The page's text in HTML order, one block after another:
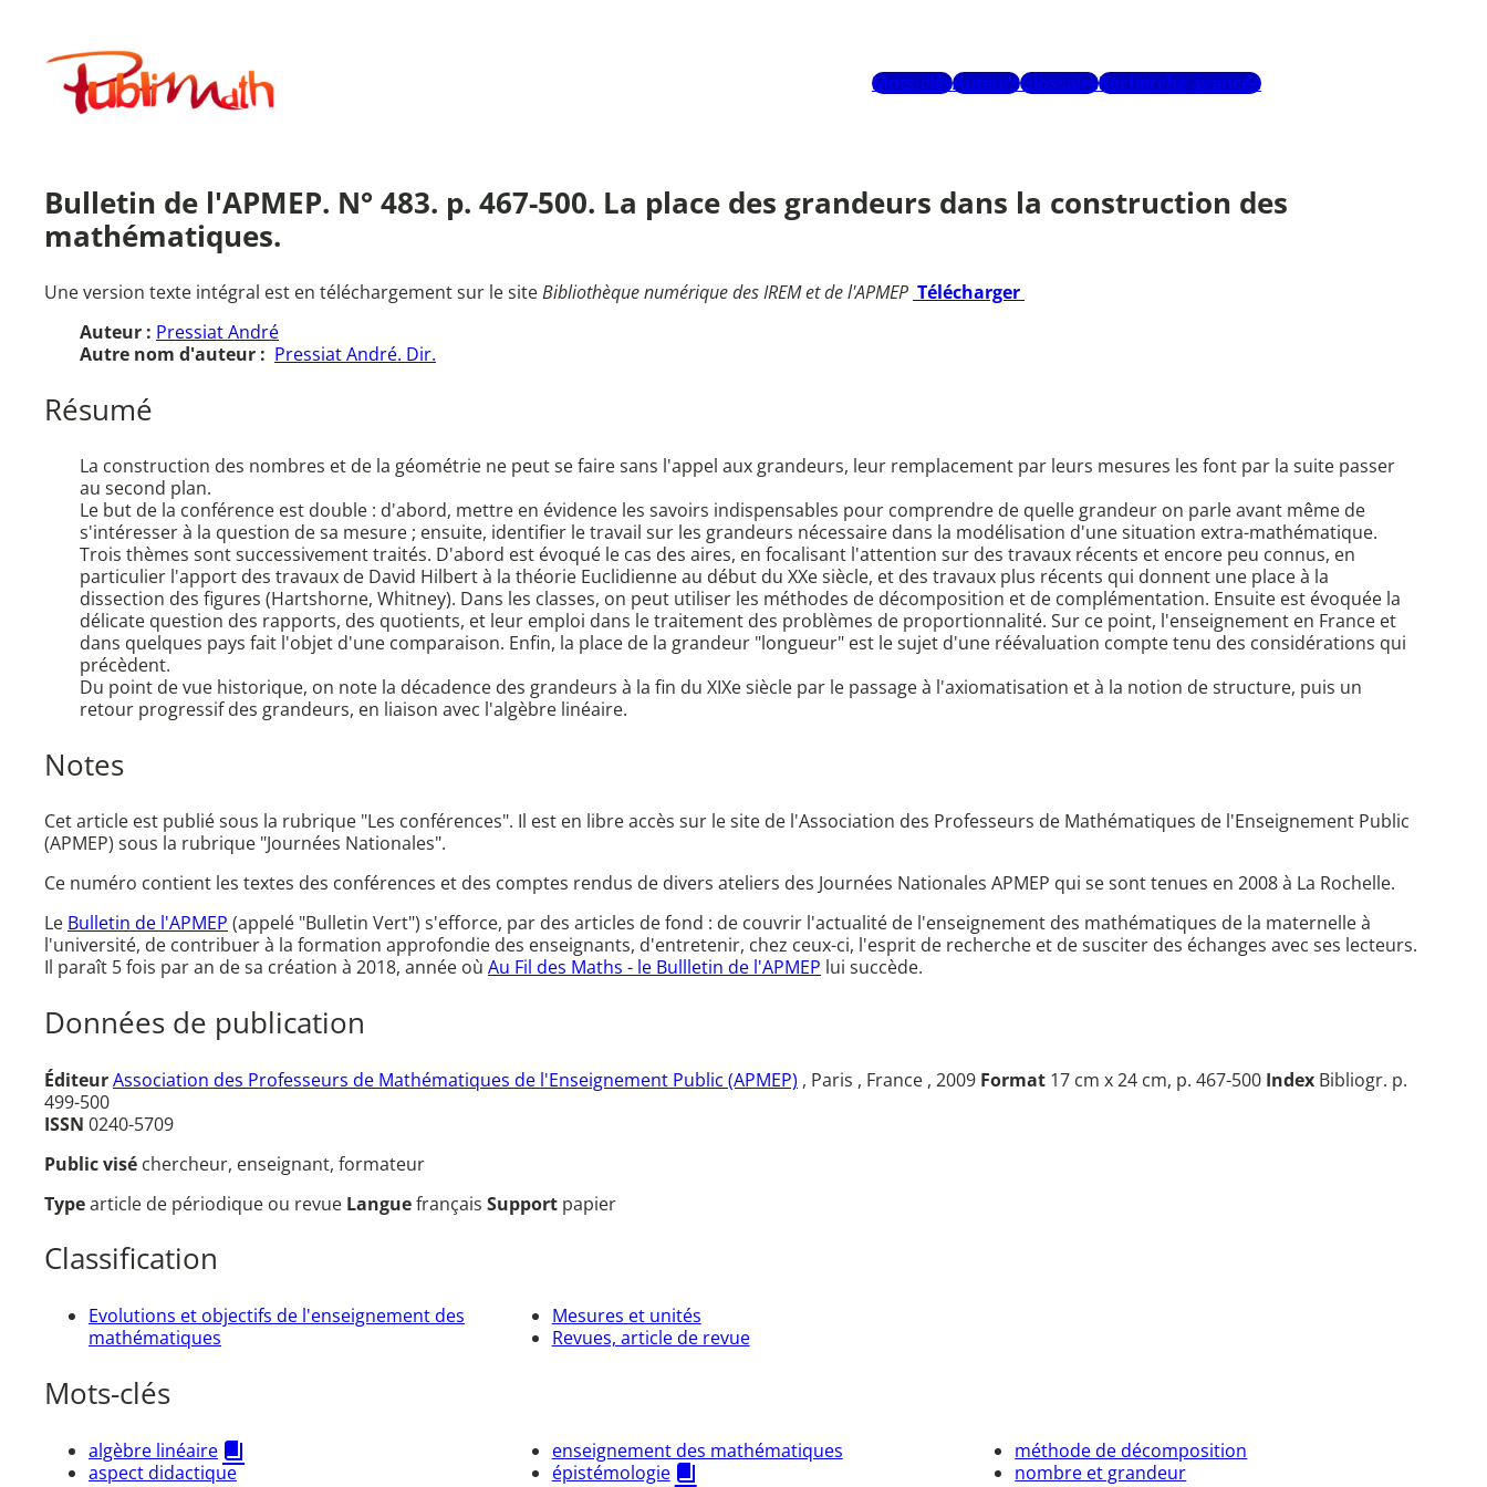
contenuPublimath
Mots-clésAuteursGlossaireRecherche avancée
Bulletin de l'APMEP. N° 483. p. 467-500. La place des grandeurs dans la construction des
mathématiques.
Une version texte intégral est en téléchargement sur le siteBibliothèque numérique des IREM et de l'APMEP Télécharger
Auteur : Pressiat André
Autre nom d'auteur : Pressiat André. Dir.
Résumé
La construction des nombres et de la géométrie ne peut se faire sans l'appel aux grandeurs, leur remplacement par leurs mesures les font par la suite passer
au second plan.
Le but de la conférence est double : d'abord, mettre en évidence les savoirs indispensables pour comprendre de quelle grandeur on parle avant même de
s'intéresser à la question de sa mesure ; ensuite, identifier le travail sur les grandeurs nécessaire dans la modélisation d'une situation extra-mathématique.
Trois thèmes sont successivement traités. D'abord est évoqué le cas des aires, en focalisant l'attention sur des travaux récents et encore peu connus, en
particulier l'apport des travaux de David Hilbert à la théorie Euclidienne au début du XXe siècle, et des travaux plus récents qui donnent une place à la
dissection des figures (Hartshorne, Whitney). Dans les classes, on peut utiliser les méthodes de décomposition et de complémentation. Ensuite est évoquée la
délicate question des rapports, des quotients, et leur emploi dans le traitement des problèmes de proportionnalité. Sur ce point, l'enseignement en France et
dans quelques pays fait l'objet d'une comparaison. Enfin, la place de la grandeur "longueur" est le sujet d'une réévaluation compte tenu des considérations qui
précèdent.
Du point de vue historique, on note la décadence des grandeurs à la fin du XIXe siècle par le passage à l'axiomatisation et à la notion de structure, puis un
retour progressif des grandeurs, en liaison avec l'algèbre linéaire.
Notes
Cet article est publié sous la rubrique "Les conférences". Il est en libre accès sur le site de l'Association des Professeurs de Mathématiques de l'Enseignement Public
(APMEP) sous la rubrique "Journées Nationales".
Ce numéro contient les textes des conférences et des comptes rendus de divers ateliers des Journées Nationales APMEP qui se sont tenues en 2008 à La Rochelle.
Le Bulletin de l'APMEP (appelé "Bulletin Vert") s'efforce, par des articles de fond : de couvrir l'actualité de l'enseignement des mathématiques de la maternelle à
l'université, de contribuer à la formation approfondie des enseignants, d'entretenir, chez ceux-ci, l'esprit de recherche et de susciter des échanges avec ses lecteurs.
Il paraît 5 fois par an de sa création à 2018, année où Au Fil des Maths - le Bullletin de l'APMEP lui succède.
Données de publication
ÉditeurAssociation des Professeurs de Mathématiques de l'Enseignement Public (APMEP) , Paris , France , 2009 Format 17 cm x 24 cm, p. 467-500 Index Bibliogr. p.
499-500
ISSN 0240-5709
Public visé chercheur, enseignant, formateur
Typearticle de périodique ou revue Languefrançais Support papier
Classification
Evolutions et objectifs de l'enseignement des
mathématiques
Mesures et unités
Revues, article de revue
Mots-clés
algèbre linéaire
aspect didactique
enseignement des mathématiques
épistémologie
méthode de décomposition
nombre et grandeur